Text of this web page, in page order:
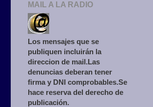
MAIL A LA RADIO
Los mensajes que se
publiquen incluirán la
direccion de mail.Las
denuncias deberan tener
firma y DNI comprobables.Se
hace reserva del derecho de
publicación.